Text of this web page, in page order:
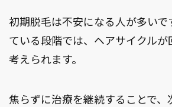
初期脱毛は不安になる人が多い
ている段階では、ヘアサイクルが
考えられます。
焦らずに治療を継続することで